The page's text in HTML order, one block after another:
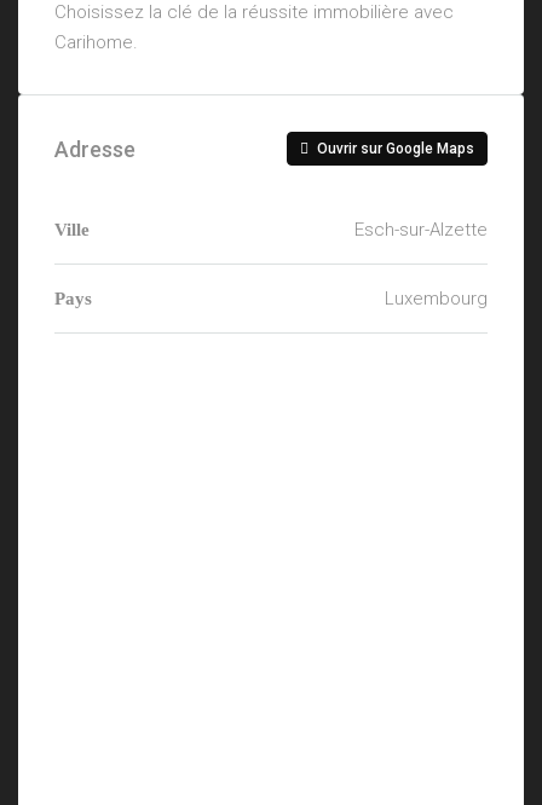
Choisissez la clé de la réussite immobilière avec
Carihome.
Adresse Ouvrir sur Google Maps
Ville Esch-sur-Alzette
Pays Luxembourg